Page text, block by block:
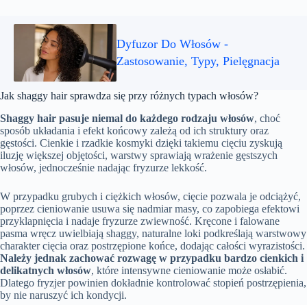
Dyfuzor Do Włosów -
Zastosowanie, Typy, Pielęgnacja
Jak shaggy hair sprawdza się przy różnych typach włosów?
Shaggy hair pasuje niemal do każdego rodzaju włosów, choć
sposób układania i efekt końcowy zależą od ich struktury oraz
gęstości. Cienkie i rzadkie kosmyki dzięki takiemu cięciu zyskują
iluzję większej objętości, warstwy sprawiają wrażenie gęstszych
włosów, jednocześnie nadając fryzurze lekkość.
W przypadku grubych i ciężkich włosów, cięcie pozwala je odciążyć,
poprzez cieniowanie usuwa się nadmiar masy, co zapobiega efektowi
przyklapnięcia i nadaje fryzurze zwiewność. Kręcone i falowane
pasma wręcz uwielbiają shaggy, naturalne loki podkreślają warstwowy
charakter cięcia oraz postrzępione końce, dodając całości wyrazistości.
Należy jednak zachować rozwagę w przypadku bardzo cienkich i
delikatnych włosów, które intensywne cieniowanie może osłabić.
Dlatego fryzjer powinien dokładnie kontrolować stopień postrzępienia,
by nie naruszyć ich kondycji.